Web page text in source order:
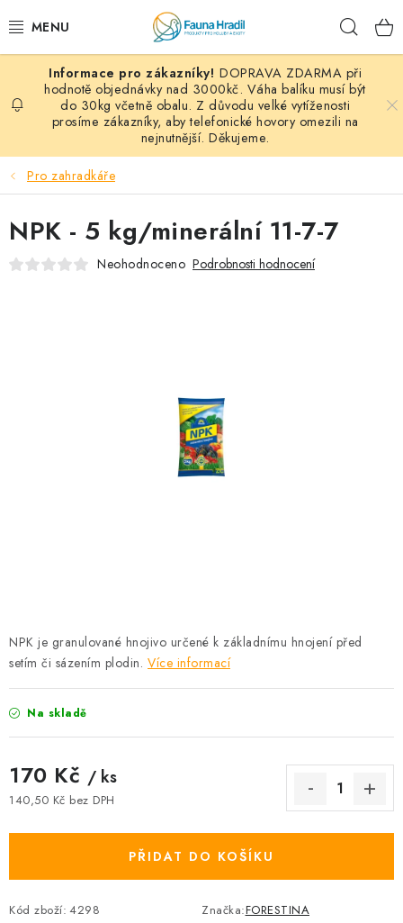
na
PAPOUŠCI A EXOTI
ZRNINY A OBILOVINY
MDM KRMIVA
KONTAKT
VÝPRODEJ
ZNAČKY
Slevy Naše prodejna
Doprava a platba
Detail objednávky
Obchodní podmínky
Podmínky ochrany osobních údajů
Kontakt
DOPRAVA ZDARMA při
hodnotě objednávky nad 3000kč. Váha balíku musí být
do 30kg včetně obalu. Z důvodu velké vytíženosti
prosíme zákazníky, aby telefonické hovory omezili na
nejnutnější. Děkujeme.
Pro zahradkáře
NPK je granulované hnojivo určené k základnímu hnojení před
setím či sázením plodin. Více informací
Na skladě
170 Kč / ks
140,50 Kč bez DPH
PŘIDAT DO KOŠÍKU
Kód zboží: 4298 Značka:FORESTINA
NPK - 5 kg/minerální 11-7-7
Neohodnoceno Podrobnosti hodnocení